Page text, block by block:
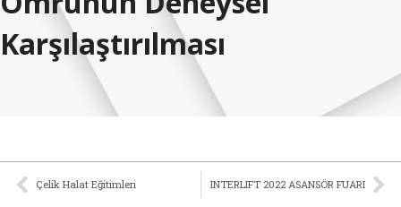
Karşılaştırılması
Çelik Halat Eğitimleri INTERLIFT 2022 ASANSÖR FUARI